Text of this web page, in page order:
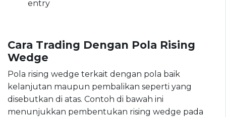
entry
Cara Trading Dengan Pola Rising
Wedge
Pola rising wedge terkait dengan pola baik
kelanjutan maupun pembalikan seperti yang
disebutkan di atas. Contoh di bawah ini
menunjukkan pembentukan rising wedge pada